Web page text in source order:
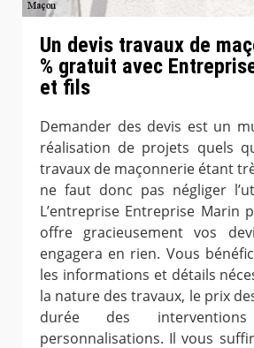
Un devis travaux de
% gratuit avec
et fils
Demander des devis est un
réalisation de projets quels
travaux de maçonnerie étant
ne faut donc pas négliger
L’entreprise Entreprise Marin
offre gracieusement vos
engagera en rien. Vous
les informations et détails
la nature des travaux, le prix
durée des
personnalisations. Il vous